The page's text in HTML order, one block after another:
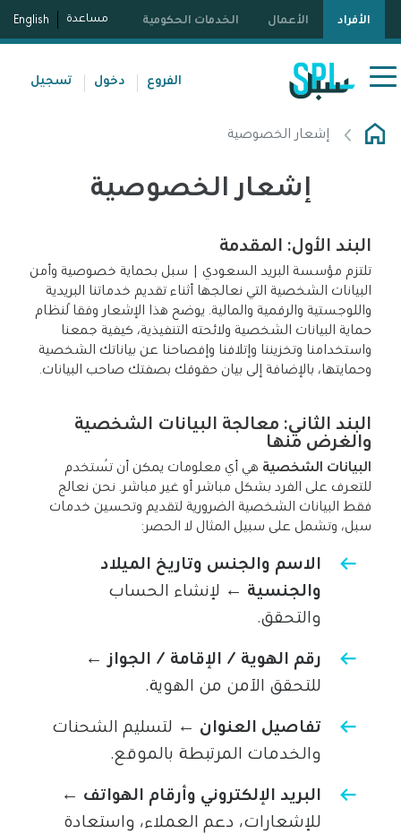
الأفراد الأعمال الخدمات الحكومية مساعدة English
الفروع دخول تسجيل
إشعار الخصوصية
إشعار الخصوصية
البند الأول: المقدمة
تلتزم مؤسسة البريد السعودي | سبل بحماية خصوصية وأمن
البيانات الشخصية التي نعالجها أثناء تقديم خدماتنا البريدية
واللوجستية والرقمية والمالية. يوضح هذا الإشعار وفقاً لنظام
حماية البيانات الشخصية ولائحته التنفيذية، كيفية جمعنا
واستخدامنا وتخزيننا وإتلافنا وإفصاحنا عن بياناتك الشخصية
وحمايتها، بالإضافة إلى بيان حقوقك بصفتك صاحب البيانات.
البند الثاني: معالجة البيانات الشخصية
والغرض منها
البيانات الشخصية هي أي معلومات يمكن أن تُستخدم
للتعرف على الفرد بشكل مباشر أو غير مباشر. نحن نعالج
فقط البيانات الشخصية الضرورية لتقديم وتحسين خدمات
سبل، وتشمل على سبيل المثال لا الحصر:
الاسم والجنس وتاريخ الميلاد
والجنسية ← لإنشاء الحساب
والتحقق.
رقم الهوية / الإقامة / الجواز ←
للتحقق الآمن من الهوية.
تفاصيل العنوان ← لتسليم الشحنات
والخدمات المرتبطة بالموقع.
البريد الإلكتروني وأرقام الهواتف ←
للإشعارات، دعم العملاء، واستعادة